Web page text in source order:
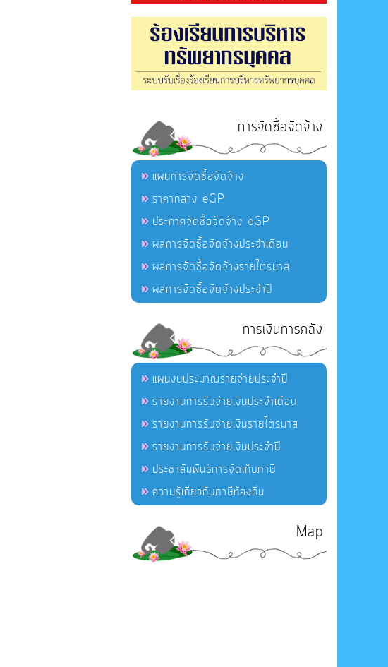
การจัดซื้อจัดจ้าง
แผนการจัดซื้อจัดจ้าง
ราคากลาง eGP
ประกาศจัดซื้อจัดจ้าง eGP
ผลการจัดซื้อจัดจ้างประจำเดือน
ผลการจัดซื้อจัดจ้างรายไตรมาส
ผลการจัดซื้อจัดจ้างประจำปี
การเงินการคลัง
แผนงบประมาณรายจ่ายประจำปี
รายงานการรับจ่ายเงินประจำเดือน
รายงานการรับจ่ายเงินรายไตรมาส
รายงานการรับจ่ายเงินประจำปี
ประชาสัมพันธ์การจัดเก็บภาษี
ความรู้เกี่ยวกับภาษีท้องถิ่น
Map